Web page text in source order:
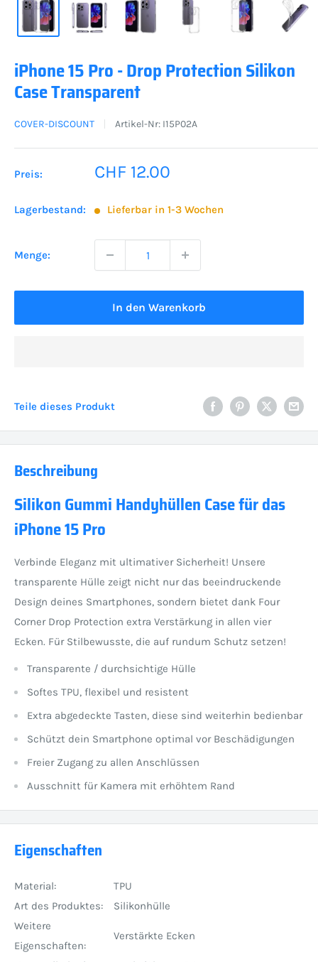
iPhone 15 Pro - Drop Protection Silikon
Case Transparent
COVER-DISCOUNT Artikel-Nr: I15P02A
Preis: Sonderpreis
CHF 12.00
Lagerbestand: Lieferbar in 1-3 Wochen
Menge:
In den Warenkorb
Teile dieses Produkt
Beschreibung
Silikon Gummi Handyhüllen Case für das
iPhone 15 Pro
Verbinde Eleganz mit ultimativer Sicherheit! Unsere
transparente Hülle zeigt nicht nur das beeindruckende
Design deines Smartphones, sondern bietet dank Four
Corner Drop Protection extra Verstärkung in allen vier
Ecken. Für Stilbewusste, die auf rundum Schutz setzen!
Transparente / durchsichtige Hülle
Softes TPU, flexibel und resistent
Extra abgedeckte Tasten, diese sind weiterhin bedienbar
Schützt dein Smartphone optimal vor Beschädigungen
Freier Zugang zu allen Anschlüssen
Ausschnitt für Kamera mit erhöhtem Rand
Eigenschaften
Material:
TPU
Art des Produktes:
Silikonhülle
Weitere
Eigenschaften:
Verstärkte Ecken